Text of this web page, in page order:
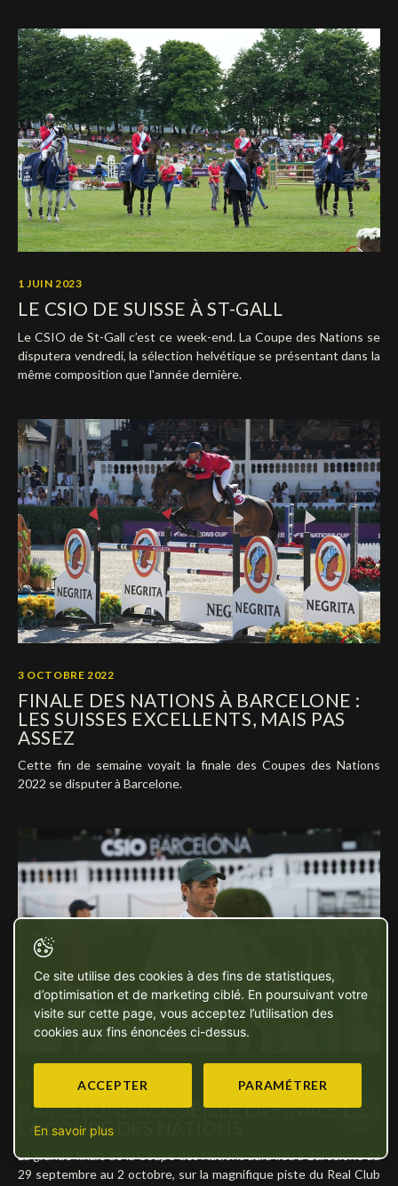
1 JUIN 2023
LE CSIO DE SUISSE À ST-GALL
Le CSIO de St-Gall c’est ce week-end. La Coupe des Nations se
disputera vendredi, la sélection helvétique se présentant dans la
même composition que l'année dernière.
3 OCTOBRE 2022
FINALE DES NATIONS À BARCELONE :
LES SUISSES EXCELLENTS, MAIS PAS
ASSEZ
Cette fin de semaine voyait la finale des Coupes des Nations
2022 se disputer à Barcelone.
29 SEPTEMBRE 2022
BARCELONE ACCUEILLE LA FINALE DE
LA COUPE DES NATIONS
La grande finale de la Coupe des Nations aura lieu à Barcelone du
29 septembre au 2 octobre, sur la magnifique piste du Real Club
Ce site utilise des cookies à des fins de statistiques,
d’optimisation et de marketing ciblé. En poursuivant votre
visite sur cette page, vous acceptez l’utilisation des
cookies aux fins énoncées ci-dessus.
ACCEPTER PARAMÉTRER
En savoir plus